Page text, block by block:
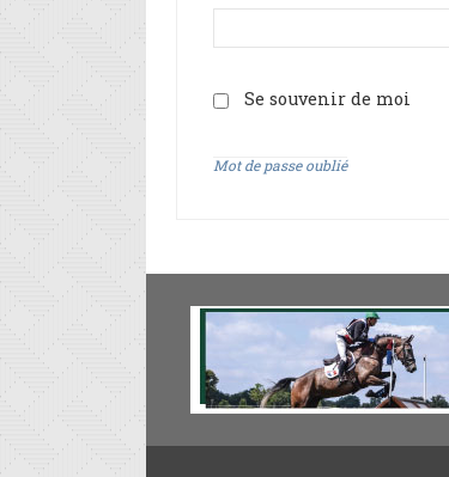
Se souvenir de moi
Mot de passe oublié